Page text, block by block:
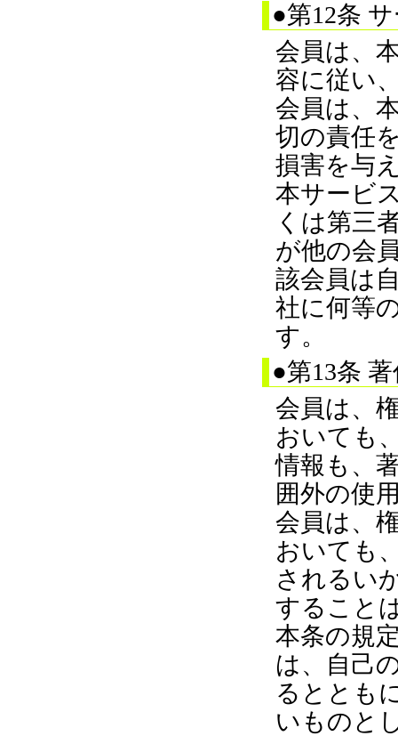
●第12条
会員は、
容に従い
会員は、
切の責任
損害を与
本サービ
くは第三
が他の会
該会員は
社に何等
す。
●第13条
会員は、
おいても
情報も、
囲外の使
会員は、
おいても
されるい
すること
本条の規
は、自己
るととも
いものと